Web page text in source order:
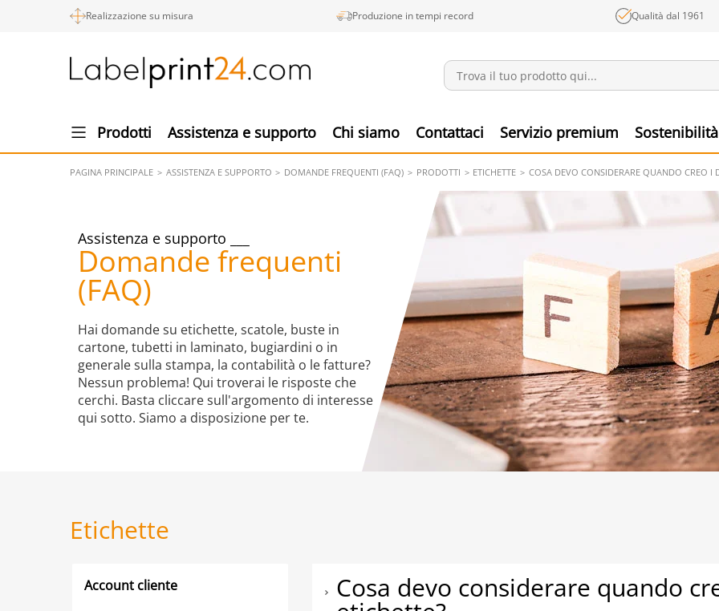
Realizzazione su misura Produzione in tempi record Qualità dal 1961
Prodotti Assistenza e supporto Chi siamo Contattaci Servizio premium Sostenibilità
PAGINA PRINCIPALE ASSISTENZA E SUPPORTO DOMANDE FREQUENTI (FAQ) PRODOTTI ETICHETTE COSA DEVO CONSIDERARE QUANDO CREO I
Assistenza e supporto
Domande frequenti
(FAQ)
Hai domande su etichette, scatole, buste in
cartone, tubetti in laminato, bugiardini o in
generale sulla stampa, la contabilità o le fatture?
Nessun problema! Qui troverai le risposte che
cerchi. Basta cliccare sull'argomento di interesse
qui sotto. Siamo a disposizione per te.
Etichette
Account cliente Cosa devo considerare quando